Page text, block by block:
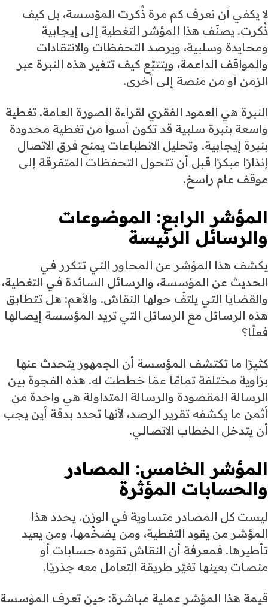
لا يكفي أن نعرف كم مرة ذُكرت المؤسسة، بل كيف
ذُكرت. يصنّف هذا المؤشر التغطية إلى إيجابية
ومحايدة وسلبية، ويرصد التحفظات والانتقادات
والمواقف الداعمة، ويتتبّع كيف تتغير هذه النبرة عبر
الزمن أو من منصة إلى أخرى.
النبرة هي العمود الفقري لقراءة الصورة العامة. تغطية
واسعة بنبرة سلبية قد تكون أسوأ من تغطية محدودة
بنبرة إيجابية. وتحليل الانطباعات يمنح فرق الاتصال
إنذارًا مبكرًا قبل أن تتحول التحفظات المتفرقة إلى
موقف عام راسخ.
المؤشر الرابع: الموضوعات
والرسائل الرئيسة
يكشف هذا المؤشر عن المحاور التي تتكرر في
الحديث عن المؤسسة، والرسائل السائدة في التغطية،
والقضايا التي يلتفّ حولها النقاش. والأهم: هل تتطابق
هذه الرسائل مع الرسائل التي تريد المؤسسة إيصالها
فعلًا؟
كثيرًا ما تكتشف المؤسسة أن الجمهور يتحدث عنها
بزاوية مختلفة تمامًا عمّا خططت له. هذه الفجوة بين
الرسالة المقصودة والرسالة المتداولة هي واحدة من
أثمن ما يكشفه تقرير الرصد، لأنها تحدد بدقة أين يجب
أن يتدخل الخطاب الاتصالي.
المؤشر الخامس: المصادر
والحسابات المؤثرة
ليست كل المصادر متساوية في الوزن. يحدد هذا
المؤشر من يقود التغطية، ومن يضخّمها، ومن يعيد
تأطيرها. فمعرفة أن النقاش تقوده حسابات أو
منصات بعينها تغيّر طريقة التعامل معه جذريًا.
قيمة هذا المؤشر عملية مباشرة: حين تعرف المؤسسة